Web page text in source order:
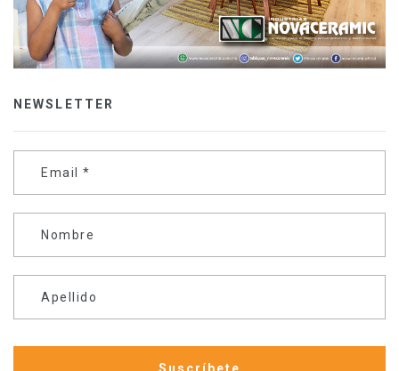
NEWSLETTER
Email *
Nombre
Apellido